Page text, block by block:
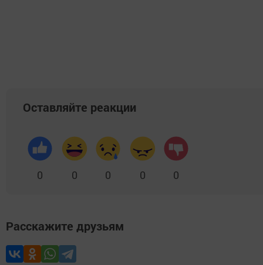
Оставляйте реакции
0 0 0 0 0
Расскажите друзьям